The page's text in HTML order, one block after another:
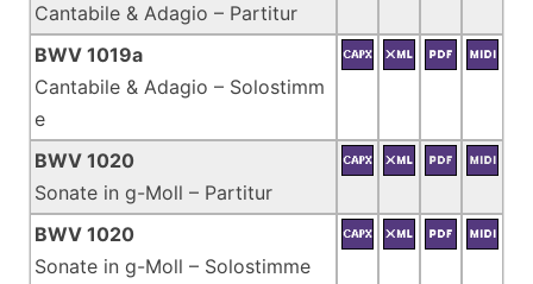
Cantabile & Adagio – Partitur
BWV 1019a
Cantabile & Adagio – Solostimm
e
BWV 1020
Sonate in g-Moll – Partitur
BWV 1020
Sonate in g-Moll – Solostimme